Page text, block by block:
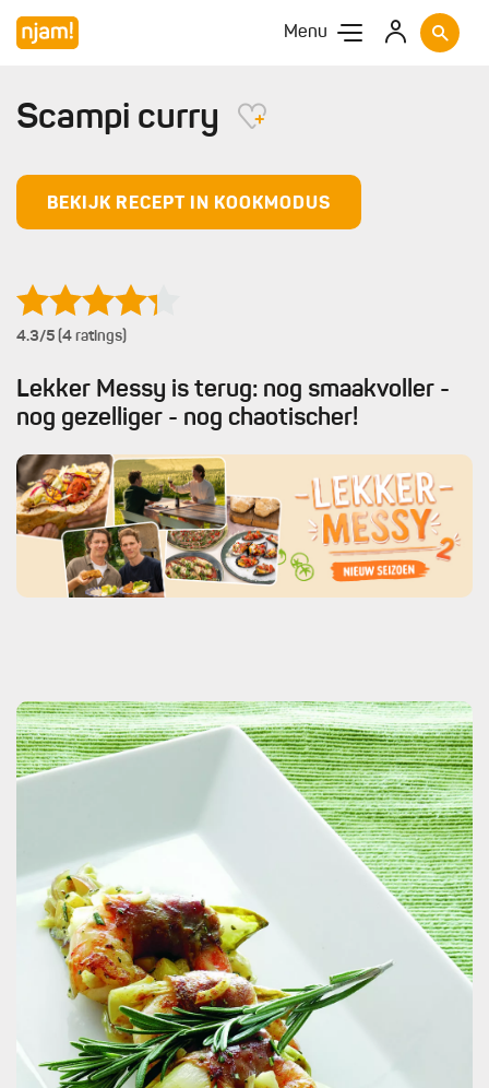
Menu
Scampi curry
BEKIJK RECEPT IN KOOKMODUS
4.3/5 (4 ratings)
Lekker Messy is terug: nog smaakvoller -
nog gezelliger - nog chaotischer!